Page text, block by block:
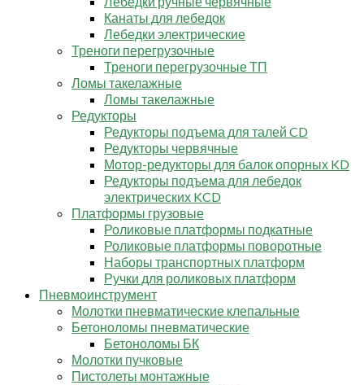
Канаты для лебедок
Лебедки электрические
Треноги перегрузочные
Треноги перегрузочные ТП
Ломы такелажные
Ломы такелажные
Редукторы
Редукторы подъема для талей CD
Редукторы червячные
Мотор-редукторы для балок опорных KD
Редукторы подъема для лебедок
электрических KCD
Платформы грузовые
Роликовые платформы подкатные
Роликовые платформы поворотные
Наборы транспортных платформ
Ручки для роликовых платформ
Пневмоинструмент
Молотки пневматические клепальные
Бетоноломы пневматические
Бетоноломы БК
Молотки пучковые
Пистолеты монтажные